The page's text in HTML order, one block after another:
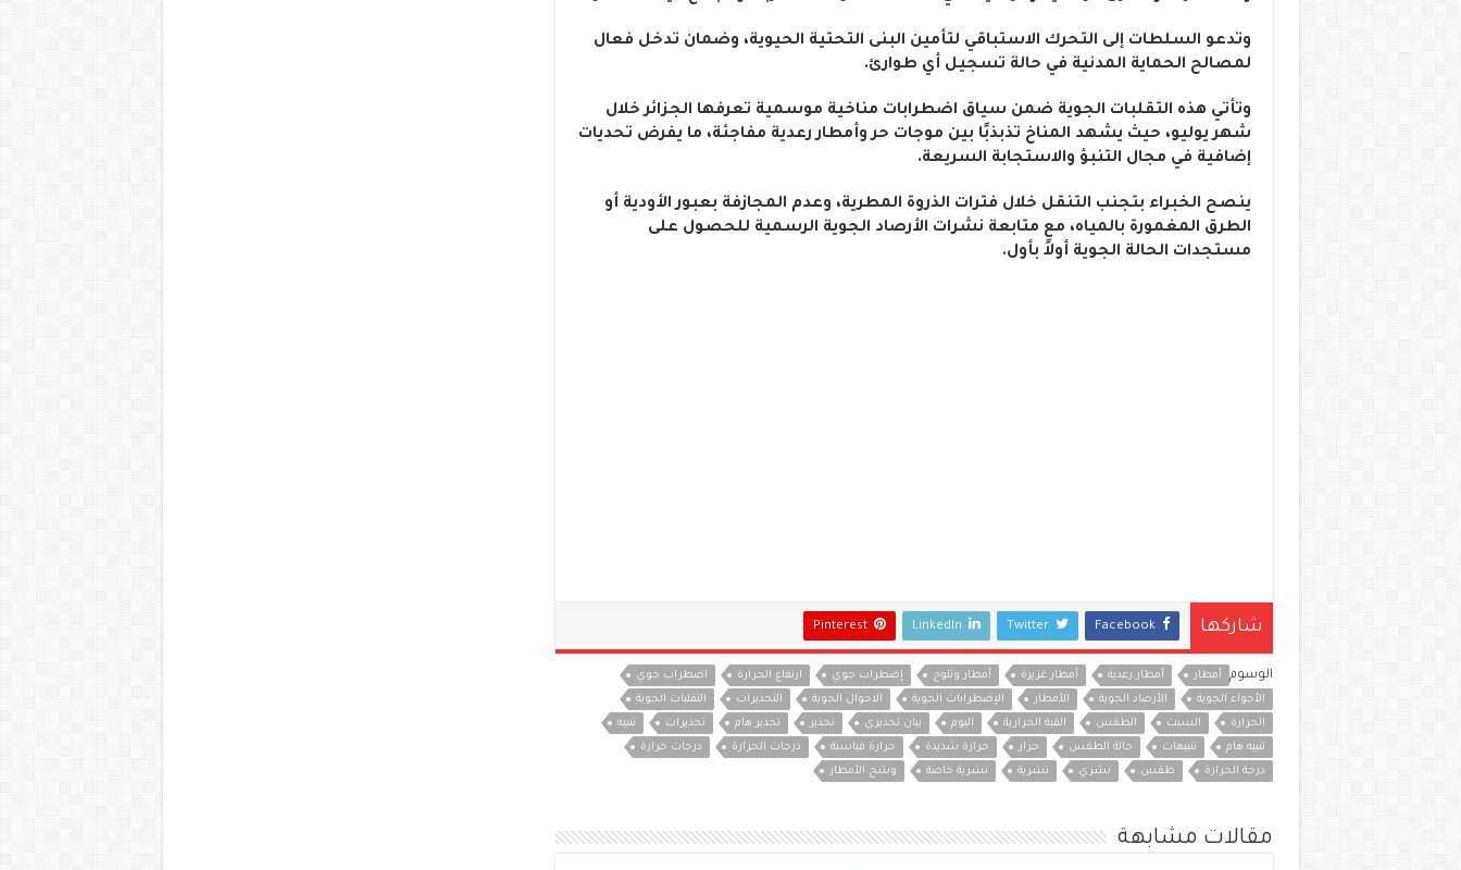
وتدعو السلطات إلى التحرك الاستباقي لتأمين البنى التحتية الحيوية، وضمان تدخل فعال
لمصالح الحماية المدنية في حالة تسجيل أي طوارئ.
وتأتي هذه التقلبات الجوية ضمن سياق اضطرابات مناخية موسمية تعرفها الجزائر خلال
شهر يوليو، حيث يشهد المناخ تذبذبًا بين موجات حر وأمطار رعدية مفاجئة، ما يفرض تحديات
إضافية في مجال التنبؤ والاستجابة السريعة.
ينصح الخبراء بتجنب التنقل خلال فترات الذروة المطرية، وعدم المجازفة بعبور الأودية أو
الطرق المغمورة بالمياه، مع متابعة نشرات الأرصاد الجوية الرسمية للحصول على
مستجدات الحالة الجوية أولاً بأول.
شاركها Facebook
Twitter
LinkedIn
Pinterest
الوسوم أمطار أمطار رعدية أمطار غزيرة أمطار وثلوج إضطراب جوي ارتفاع الحرارة
اضطراب جوي
الأجواء الجوية
الأرصاد الجوية الأمطار الإضطرابات الجوية الاحوال الجوية التحذيرات
التقلبات الجوية
الحرارة
السبت الطقس القبة الحرارية اليوم بيان تحذيري تحذير تحذير هام تحذيرات
تنبيه
تنبيه هام
تنبيهات حالة الطقس حرار حرارة شديدة حرارة قياسية درجات الحرارة
درجات حرارة
درجة الحرارة
طقس نشري نشرية نشرية خاصة وشح الأمطار
مقالات مشابهة